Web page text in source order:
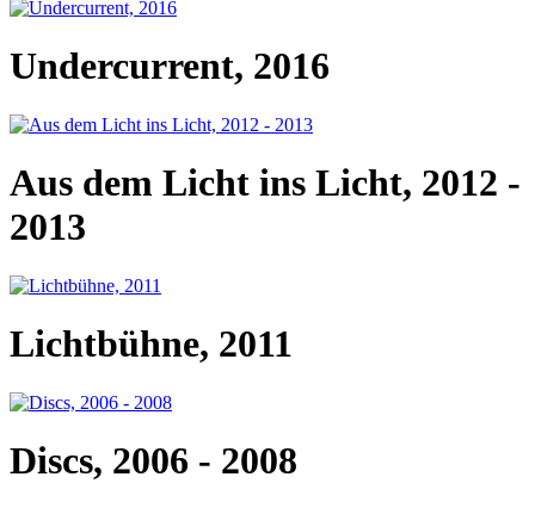
Undercurrent, 2016
Aus dem Licht ins Licht, 2012 -
2013
Lichtbühne, 2011
Discs, 2006 - 2008